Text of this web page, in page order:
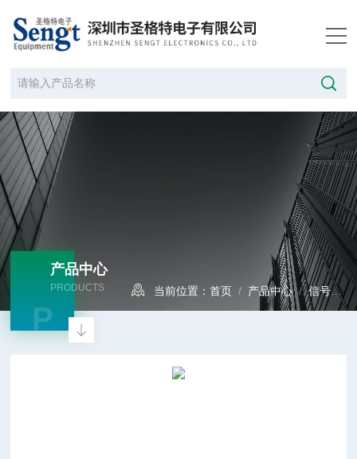
产品中心
PRODUCTS
P
当前位置：首页 / 产品中心/信号发生器